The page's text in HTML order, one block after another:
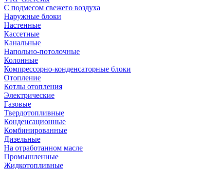
С подмесом свежего воздуха
Наружные блоки
Настенные
Кассетные
Канальные
Напольно-потолочные
Колонные
Компрессорно-конденсаторные блоки
Отопление
Котлы отопления
Электрические
Газовые
Твердотопливные
Конденсационные
Комбинированные
Дизельные
На отработанном масле
Промышленные
Жидкотопливные